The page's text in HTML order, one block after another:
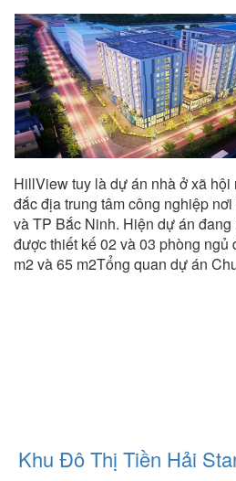
HillView tuy là dự án nhà ở xã
đắc địa trung tâm công nghiệp
và TP Bắc Ninh. Hiện dự án
được thiết kế 02 và 03 phòng
m2 và 65 m2Tổng quan dự án
Khu Đô Thị Tiền Hải